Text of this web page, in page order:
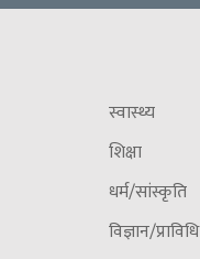
स्वास्थ्य
शिक्षा
धर्म/सांस्कृति
विज्ञान/प्राविधि